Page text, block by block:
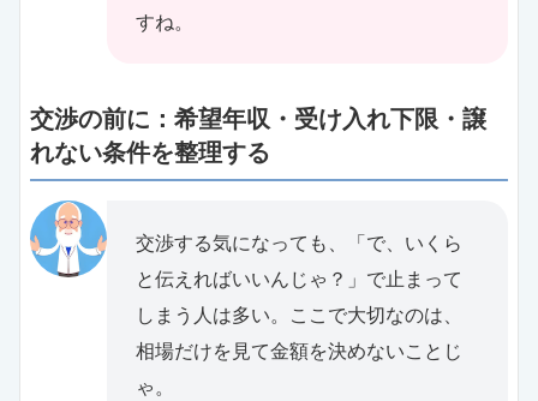
すね。
交渉の前に：希望年収・受け入れ下限・譲
れない条件を整理する
交渉する気になっても、「で、いくら
と伝えればいいんじゃ？」で止まって
しまう人は多い。ここで大切なのは、
相場だけを見て金額を決めないことじ
ゃ。